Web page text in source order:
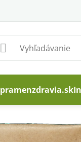
pramenzdravia.sk